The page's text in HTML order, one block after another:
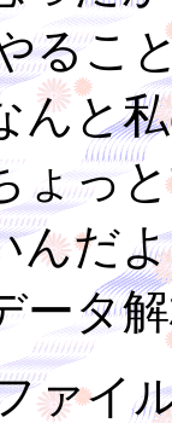
るこ
んと
ょっ
んだ
ータ
イ